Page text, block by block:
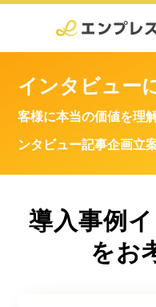
インタビュー
客様に本当の価値を理
ンタビュー記事企画立
導入事例
をお